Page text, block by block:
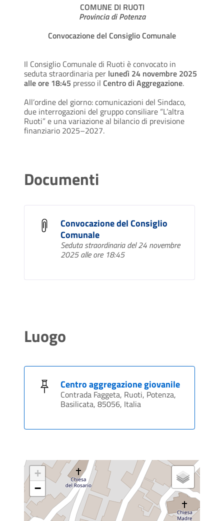
COMUNE DI RUOTI
Provincia di Potenza
Convocazione del Consiglio Comunale
Il Consiglio Comunale di Ruoti è convocato in
seduta straordinaria per lunedì 24 novembre 2025
alle ore 18:45 presso il Centro di Aggregazione.
All’ordine del giorno: comunicazioni del Sindaco,
due interrogazioni del gruppo consiliare “L’altra
Ruoti” e una variazione al bilancio di previsione
finanziario 2025–2027.
Documenti
Convocazione del Consiglio
Comunale
Seduta straordinaria del 24 novembre
2025 alle ore 18:45
Luogo
Centro aggregazione giovanile
Contrada Faggeta, Ruoti, Potenza,
Basilicata, 85056, Italia
+
−